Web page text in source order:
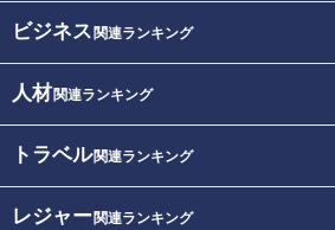
ビジネス 関連ランキング
人材関連ランキング
トラベル関連ランキング
レジャー関連ランキング